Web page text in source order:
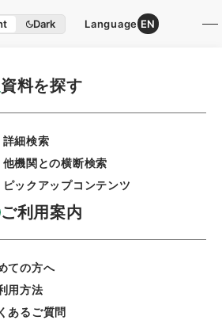
Dark Language EN
資料を探す
詳細検索
他機関との横断検索
ピックアップコンテンツ
ご利用案内
ての方へ
用方法
あるご質問
国立公文書館HP利用案内
情報